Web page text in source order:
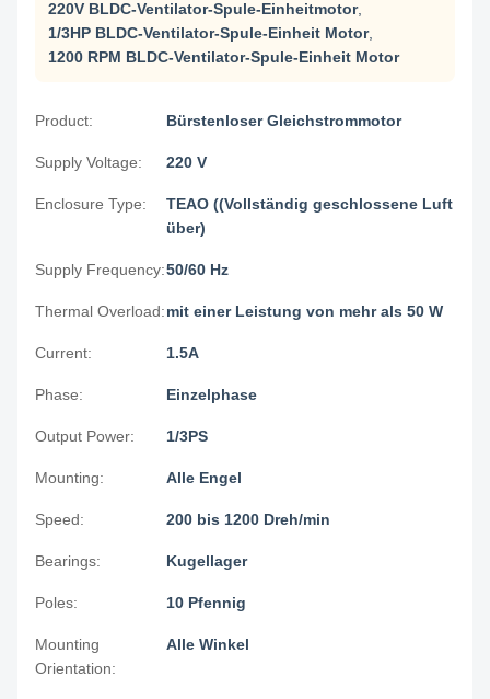
220V BLDC-Ventilator-Spule-Einheitmotor,
1/3HP BLDC-Ventilator-Spule-Einheit Motor,
1200 RPM BLDC-Ventilator-Spule-Einheit Motor
Product: Bürstenloser Gleichstrommotor
Supply Voltage: 220 V
Enclosure Type:
TEAO ((Vollständig geschlossene Luft
über)
Supply Frequency:50/60 Hz
Thermal Overload:mit einer Leistung von mehr als 50 W
Current: 1.5A
Phase: Einzelphase
Output Power: 1/3PS
Mounting: Alle Engel
Speed: 200 bis 1200 Dreh/min
Bearings: Kugellager
Poles: 10 Pfennig
Mounting
Orientation:
Alle Winkel